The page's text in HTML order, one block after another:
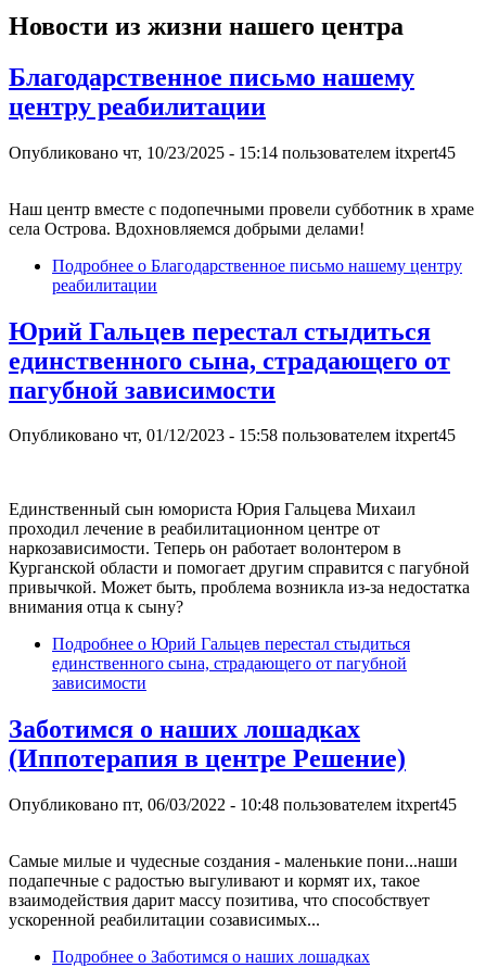
Новости из жизни нашего центра
Благодарственное письмо нашему
центру реабилитации
Опубликовано чт, 10/23/2025 - 15:14 пользователем itxpert45
Наш центр вместе с подопечными провели субботник в храме
села Острова. Вдохновляемся добрыми делами!
Подробнее о Благодарственное письмо нашему центру
реабилитации
Юрий Гальцев перестал стыдиться
единственного сына, страдающего от
пагубной зависимости
Опубликовано чт, 01/12/2023 - 15:58 пользователем itxpert45
Единственный сын юмориста Юрия Гальцева Михаил
проходил лечение в реабилитационном центре от
наркозависимости. Теперь он работает волонтером в
Курганской области и помогает другим справится с пагубной
привычкой. Может быть, проблема возникла из-за недостатка
внимания отца к сыну?
Подробнее о Юрий Гальцев перестал стыдиться
единственного сына, страдающего от пагубной
зависимости
Заботимся о наших лошадках
(Иппотерапия в центре Решение)
Опубликовано пт, 06/03/2022 - 10:48 пользователем itxpert45
Самые милые и чудесные создания - маленькие пони...наши
подапечные с радостью выгуливают и кормят их, такое
взаимодействия дарит массу позитива, что способствует
ускоренной реабилитации созависимых...
Подробнее о Заботимся о наших лошадках